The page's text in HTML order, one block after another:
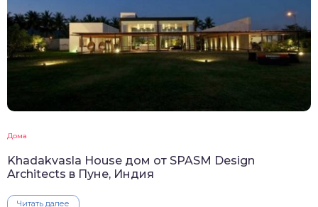
Дома
Khadakvasla House дом от SPASM Design
Architects в Пуне, Индия
Читать далее